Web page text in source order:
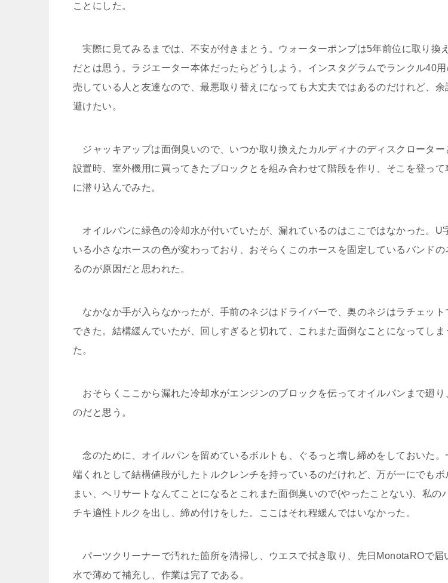
ことにした。
実際に見てみるまでは、不安が付きまとう。ウォーターポンプは5年前位に取り換
だとは思う。ラジエーター本体だったらどうしよう。インスタグラムでランクル40
売している人と友達なので、最悪取り替えになっても大丈夫ではあるのだけれど、
避けたい。
ジャッキアップは面倒臭いので、いつか取り換えたカルディナのディスクローター
設置時、室外機用に買ってきたブロックとを組み合わせて階段を作り、そこを登っ
に潜り込んでみた。
オイルパンに緑色の冷却水が付いていたが、漏れているのはここではなかった。U
いる小さなホースの色が変わっており、おそらくこのホースを固定しているバンド
るのが原因だと思われた。
なかなか手が入らなかったが、手前のネジはドライバーで、奥のネジはラチェット
できた。結構緩んでいたが、回しすぎると切れて、これまた面倒なことになってし
た。
おそらくここから漏れた冷却水がエンジンのブロックを伝ってオイルパンまで廻り
のだと思う。
念のために、オイルパンを留めているボルトも、ぐるっと増し締めをしておいた。
端くれとして結構値段がしたトルクレンチを持っているのだけれど、万が一にでもボ
まい、ヘリサートなんてことになるとこれまた面倒臭いので(やったことない)、私の
チキ適性トルクを出し、締め付けをした。ここはそれ程緩んではいなかった。
パーツクリーナーで汚れた箇所を清掃し、ウエスで拭き取り、先日MonotaROで届
水で薄めて補充し、作業は完了である。